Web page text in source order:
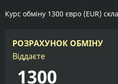
Курс обміну 1300 євро (EUR)
РОЗРАХУНОК ОБМІНУ
Віддаєте